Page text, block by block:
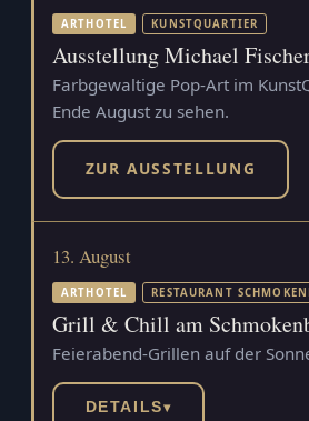
ARTHOTEL KUNSTQUARTIER
Ausstellung Michael
Farbgewaltige Pop-Art im
Ende August zu sehen.
ZUR AUSSTELLUNG
13. August
ARTHOTEL RESTAURANT
Grill & Chill am
Feierabend-Grillen auf der
DETAILS▾